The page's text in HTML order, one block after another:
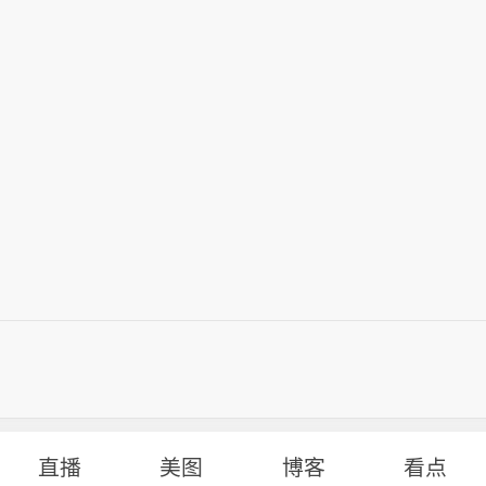
直播 美图 博客 看点